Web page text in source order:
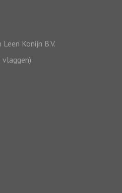
Konijn B.V.
vlaggen)